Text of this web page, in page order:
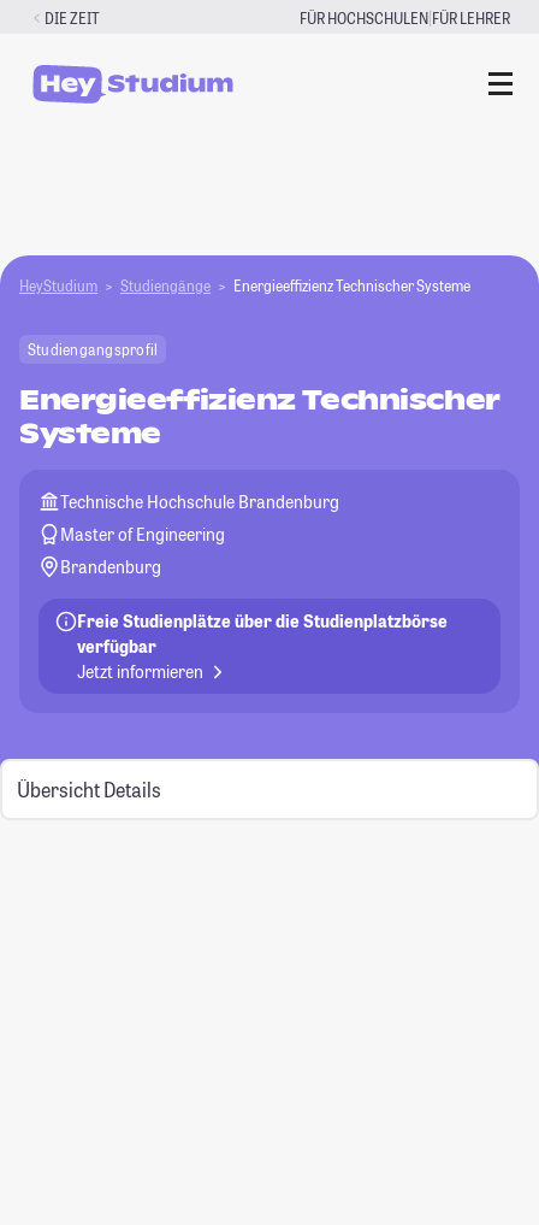
Zum
springen
DIE ZEIT FÜR HOCHSCHULEN|FÜR LEHRER
HeyStudium Studiengänge Energieeffizienz Technischer Systeme
Studiengangsprofil
Energieeffizienz Technischer
Systeme
Technische Hochschule Brandenburg
Master of Engineering
Brandenburg
Freie Studienplätze über die Studienplatzbörse
verfügbar
Jetzt informieren
Übersicht Details